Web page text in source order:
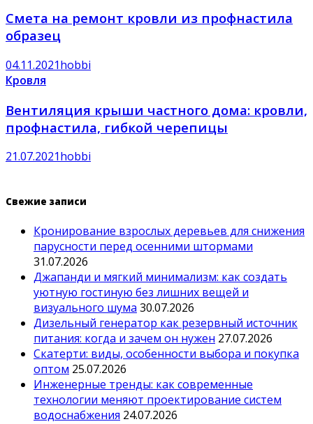
Смета на ремонт кровли из профнастила
образец
04.11.2021hobbi
Кровля
Вентиляция крыши частного дома: кровли,
профнастила, гибкой черепицы
21.07.2021hobbi
Свежие записи
Кронирование взрослых деревьев для снижения
парусности перед осенними штормами
31.07.2026
Джапанди и мягкий минимализм: как создать
уютную гостиную без лишних вещей и
визуального шума 30.07.2026
Дизельный генератор как резервный источник
питания: когда и зачем он нужен 27.07.2026
Скатерти: виды, особенности выбора и покупка
оптом 25.07.2026
Инженерные тренды: как современные
технологии меняют проектирование систем
водоснабжения 24.07.2026